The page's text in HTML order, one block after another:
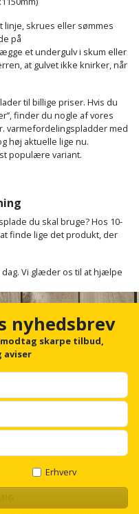
linje, skrues eller sømmes
på
et undergulv i skum eller
at gulvet ikke knirker, når
til billige priser. Hvis du
finder du nogle af vores
varmefordelingspladder med
høj aktuelle lige nu.
populære variant.
du skal bruge? Hos 10-
finde lige det produkt, der
dag. Vi glæder os til at hjælpe
nyhedsbrev
skarpe tilbud,
aviser
Erhverv